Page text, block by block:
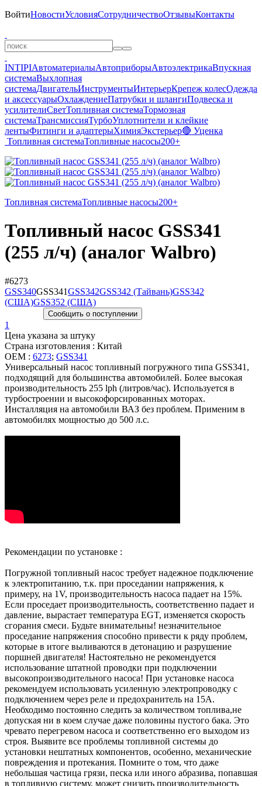
ВойтиНовостиУсловияСотрудничествоОтзывыКонтакты
INTIPIАвтоматериалыАвтоприборыАвтоэлектрикаВпускная
системаВыхлопная
системаДвигательИнструментыИнтерьерКрепеж колесОдежда
и аксессуарыОхлаждениеПатрубки и шлангиПодвеска и
усилителиСветТопливная системаТормозная
системаТрансмиссияТурбоУплотнители и клейкие
лентыФитинги и адаптерыХимияЭкстерьер🔴 Уценка
Топливная системаТопливные насосы200+
Топливная системаТопливные насосы200+
Топливный насос GSS341
(255 л/ч) (аналог Walbro)
#6273
GSS340GSS341GSS342GSS342 (Тайвань)GSS342
(США)GSS352 (США)
Сообщить о поступлении
1
Цена указана за штуку
Страна изготовления : Китай
OEM : 6273; GSS341
Универсальный насос топливный погружного типа GSS341,
подходящий для большинства автомобилей. Более высокая
производительность 255 lph (литров/час). Используется в
турбостроении и высокофорсированных моторах.
Инсталляция на автомобили ВАЗ без проблем. Применим в
автомобилях мощностью до 500 л.с.
Рекомендации по установке :
Погружной топливный насос требует надежное подключение
к электропитанию, т.к. при проседании напряжения, к
примеру, на 1V, производительность насоса падает на 15%.
Если проседает производительность, соответственно падает и
давление, вырастает температура EGT, изменяется скорость
сгорания смеси. Будьте внимательны! незначительное
проседание напряжения способно привести к ряду проблем,
которые в итоге выливаются в детонацию и разрушение
поршней двигателя! Настоятельно не рекомендуется
использование штатной проводки при подключении
высокопроизводительного насоса! При установке насоса
рекомендуем использовать усиленную электропроводку с
подключением через реле и предохранитель на 15А.
Необходимо постоянно следить за количеством топлива,не
допуская ни в коем случае даже половины пустого бака. Это
чревато перегревом насоса и соответственно его выходом из
строя. Выявите все проблемы топливной системы до
установки нештатных компонентов, особенно, механические
повреждения и протекания. Помните о том, что даже
небольшая частица грязи, песка или иного абразива, попавшая
в топливную систему, может снизить производительность